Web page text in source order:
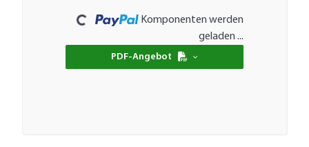
Komponenten werden
geladen ...
PDF-Angebot